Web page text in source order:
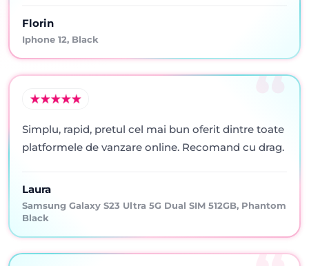
Florin
Iphone 12, Black
Simplu, rapid, pretul cel mai bun oferit dintre toate
platformele de vanzare online. Recomand cu drag.
Laura
Samsung Galaxy S23 Ultra 5G Dual SIM 512GB, Phantom
Black